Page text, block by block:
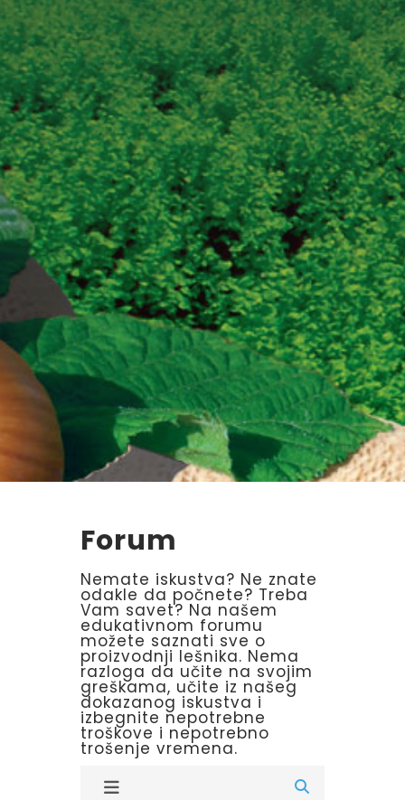
Forum
Nemate iskustva? Ne znate
odakle da počnete? Treba
Vam savet? Na našem
edukativnom forumu
možete saznati sve o
proizvodnji lešnika. Nema
razloga da učite na svojim
greškama, učite iz našeg
dokazanog iskustva i
izbegnite nepotrebne
troškove i nepotrebno
trošenje vremena.